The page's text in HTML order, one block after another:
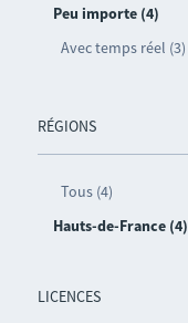
Peu importe (4)
Avec temps réel (3)
RÉGIONS
Tous (4)
Hauts-de-France (4)
LICENCES